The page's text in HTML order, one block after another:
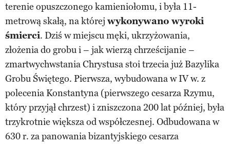
terenie opuszczonego kamieniołomu, i była 11-
metrową skałą, na której wykonywano wyroki
śmierci. Dziś w miejscu męki, ukrzyżowania,
złożenia do grobu i – jak wierzą chrześcijanie –
zmartwychwstania Chrystusa stoi trzecia już Bazylika
Grobu Świętego. Pierwsza, wybudowana w IV w. z
polecenia Konstantyna (pierwszego cesarza Rzymu,
który przyjął chrzest) i zniszczona 200 lat później, była
trzykrotnie większa od współczesnej. Odbudowana w
630 r. za panowania bizantyjskiego cesarza